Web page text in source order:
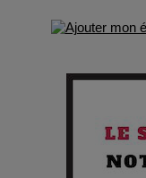
de survie
Comment
Pourquoi les
Cibles des Hackers